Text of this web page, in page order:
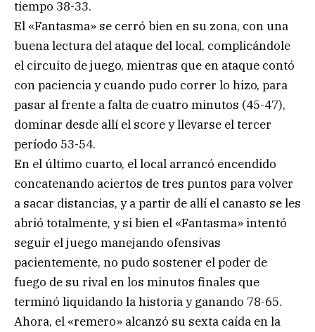
tiempo 38-33.
El «Fantasma» se cerró bien en su zona, con una
buena lectura del ataque del local, complicándole
el circuito de juego, mientras que en ataque contó
con paciencia y cuando pudo correr lo hizo, para
pasar al frente a falta de cuatro minutos (45-47),
dominar desde allí el score y llevarse el tercer
período 53-54.
En el último cuarto, el local arrancó encendido
concatenando aciertos de tres puntos para volver
a sacar distancias, y a partir de allí el canasto se les
abrió totalmente, y si bien el «Fantasma» intentó
seguir el juego manejando ofensivas
pacientemente, no pudo sostener el poder de
fuego de su rival en los minutos finales que
terminó liquidando la historia y ganando 78-65.
Ahora, el «remero» alcanzó su sexta caída en la